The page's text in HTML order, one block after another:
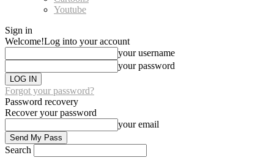
Youtube
Sign in
Welcome!Log into your account
your username
your password
Forgot your password?
Password recovery
Recover your password
your email
Search